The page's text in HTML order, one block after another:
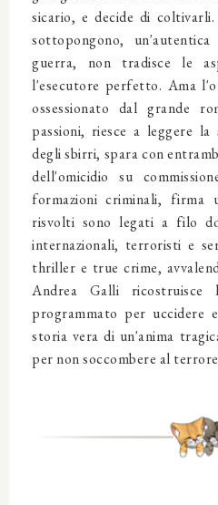
sicario, e decide di
sottopongono,
guerra, non tradisce le
l'esecutore perfetto. Ama
ossessionato dal grande
passioni, riesce a leggere
degli sbirri, spara con
dell'omicidio su
formazioni criminali,
risvolti sono legati a filo
internazionali, terroristi e
thriller e true crime,
Andrea Galli ricostruisce
programmato per uccidere
storia vera di un'anima
per non soccombere al